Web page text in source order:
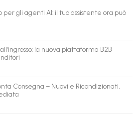
per gli agenti AI: il tuo assistente ora può
la nuova piattaforma B2B
Consegna – Nuovi e Ricondizionati,